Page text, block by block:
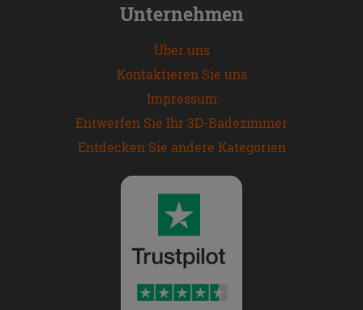
Unternehmen
Über uns
Kontaktieren Sie uns
Impressum
Entwerfen Sie Ihr 3D-Badezimmer
Entdecken Sie andere Kategorien